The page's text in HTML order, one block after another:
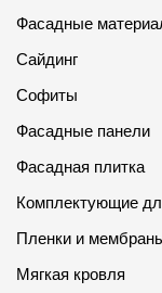
Фасадные
Сайдинг
Софиты
Фасадные панели
Фасадная плитка
Комплектующие
Пленки и
Мягкая кровля